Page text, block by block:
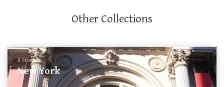
Other Collections
8 Stories
New York